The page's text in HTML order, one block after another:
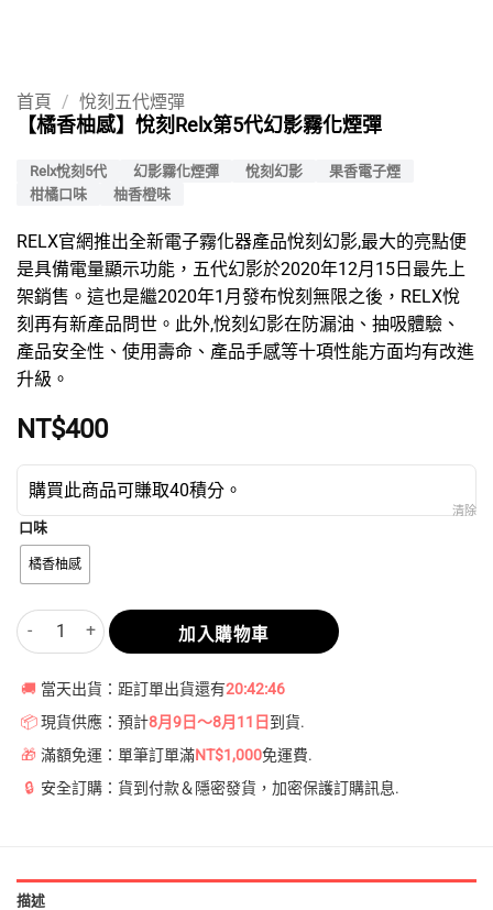
首頁 / 悅刻五代煙彈
【橘香柚感】悅刻Relx第5代幻影霧化煙彈
Relx悅刻5代 幻影霧化煙彈 悅刻幻影
果香電子煙
柑橘口味
柚香橙味
RELX官網推出全新電子霧化器產品悅刻幻影,最大的亮點便
是具備電量顯示功能，五代幻影於2020年12月15日最先上
架銷售。這也是繼2020年1月發布悅刻無限之後，RELX悅
刻再有新產品問世。此外,悅刻幻影在防漏油、抽吸體驗、
產品安全性、使用壽命、產品手感等十項性能方面均有改進
升級。
NT$400
購買此商品可賺取40積分。
口味
橘香柚感
清除
【橘香柚感】悅刻Relx第5代幻影霧化煙彈 數量
加入購物車
🚚 當天出貨：距訂單出貨還有20:42:46
📦 現貨供應：預計8月9日～8月11日到貨.
🎁 滿額免運：單筆訂單滿NT$1,000免運費.
🔒 安全訂購：貨到付款＆隱密發貨，加密保護訂購訊息.
描述